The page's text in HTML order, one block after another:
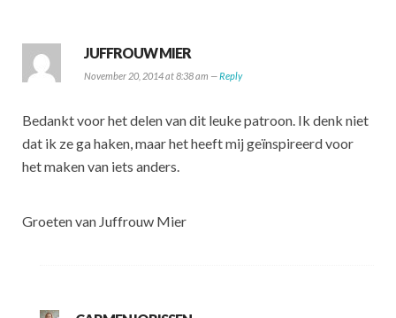
JUFFROUW MIER
November 20, 2014 at 8:38 am —Reply
Bedankt voor het delen van dit leuke patroon. Ik denk niet
dat ik ze ga haken, maar het heeft mij geïnspireerd voor
het maken van iets anders.
Groeten van Juffrouw Mier